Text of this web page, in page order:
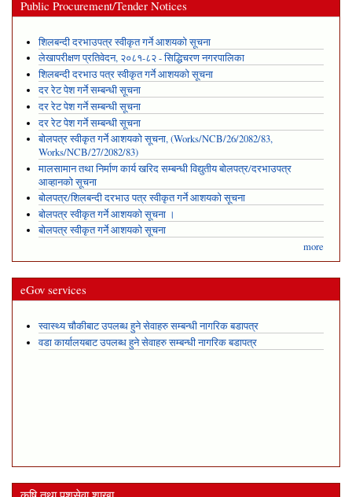
Public Procurement/Tender Notices
शिलबन्दी दरभाउपत्र स्वीकृत गर्ने आशयको सूचना
लेखापरीक्षण प्रतिवेदन, २०८१-८२ - सिद्धिचरण नगरपालिका
शिलबन्दी दरभाउ पत्र स्वीकृत गर्ने आशयको सूचना
दर रेट पेश गर्ने सम्बन्धी सूचना
दर रेट पेश गर्ने सम्बन्धी सूचना
दर रेट पेश गर्ने सम्बन्धी सूचना
बोलपत्र स्वीकृत गर्ने आशयको सूचना, (Works/NCB/26/2082/83,
Works/NCB/27/2082/83)
मालसामान तथा निर्माण कार्य खरिद सम्बन्धी विद्युतीय बोलपत्र/दरभाउपत्र
आव्हानको सूचना
बोलपत्र/शिलबन्दी दरभाउ पत्र स्वीकृत गर्ने आशयको सूचना
बोलपत्र स्वीकृत गर्ने आशयको सूचना ।
बोलपत्र स्वीकृत गर्ने आशयको सूचना
more
eGov services
स्वास्थ्य चौकीबाट उपलब्ध हुने सेवाहरु सम्बन्धी नागरिक बडापत्र
वडा कार्यालयबाट उपलब्ध हुने सेवाहरु सम्बन्धी नागरिक बडापत्र